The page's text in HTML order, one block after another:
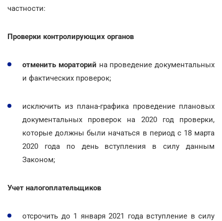
частности:
Проверки контролирующих органов
отменить мораторий на проведение документальных
и фактических проверок;
исключить из плана-графика проведение плановых
документальных проверок на 2020 год проверки,
которые должны были начаться в период с 18 марта
2020 года по день вступления в силу данным
Законом;
Учет налогоплательщиков
отсрочить до 1 января 2021 года вступление в силу